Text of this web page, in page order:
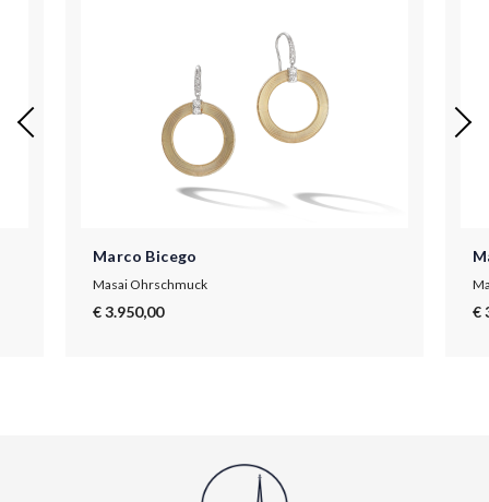
Marco Bicego
Masai Ohrschmuck
€ 3.950,00 €